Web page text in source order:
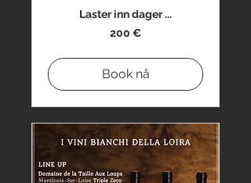
Laster inn dager ...
200 €
Book nå